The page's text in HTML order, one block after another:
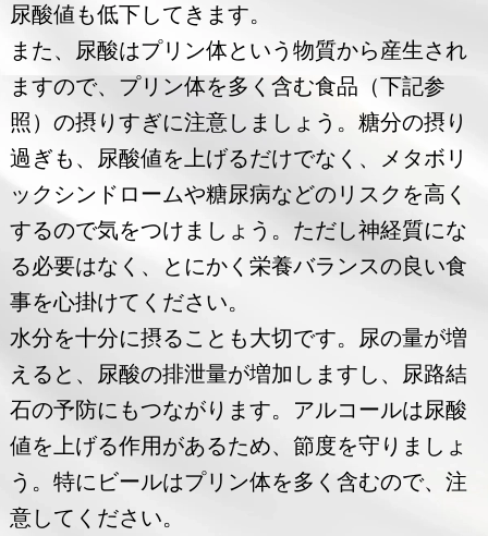
尿酸値も低下してきます。
また、尿酸はプリン体という物質から産生され
ますので、プリン体を多く含む食品（下記参
照）の摂りすぎに注意しましょう。糖分の摂り
過ぎも、尿酸値を上げるだけでなく、メタボリ
ックシンドロームや糖尿病などのリスクを高く
するので気をつけましょう。ただし神経質にな
る必要はなく、とにかく栄養バランスの良い食
事を心掛けてください。
水分を十分に摂ることも大切です。尿の量が増
えると、尿酸の排泄量が増加しますし、尿路結
石の予防にもつながります。アルコールは尿酸
値を上げる作用があるため、節度を守りましょ
う。特にビールはプリン体を多く含むので、注
意してください。